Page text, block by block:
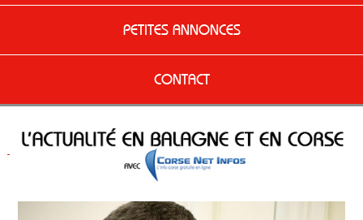
PETITES ANNONCES
CONTACT